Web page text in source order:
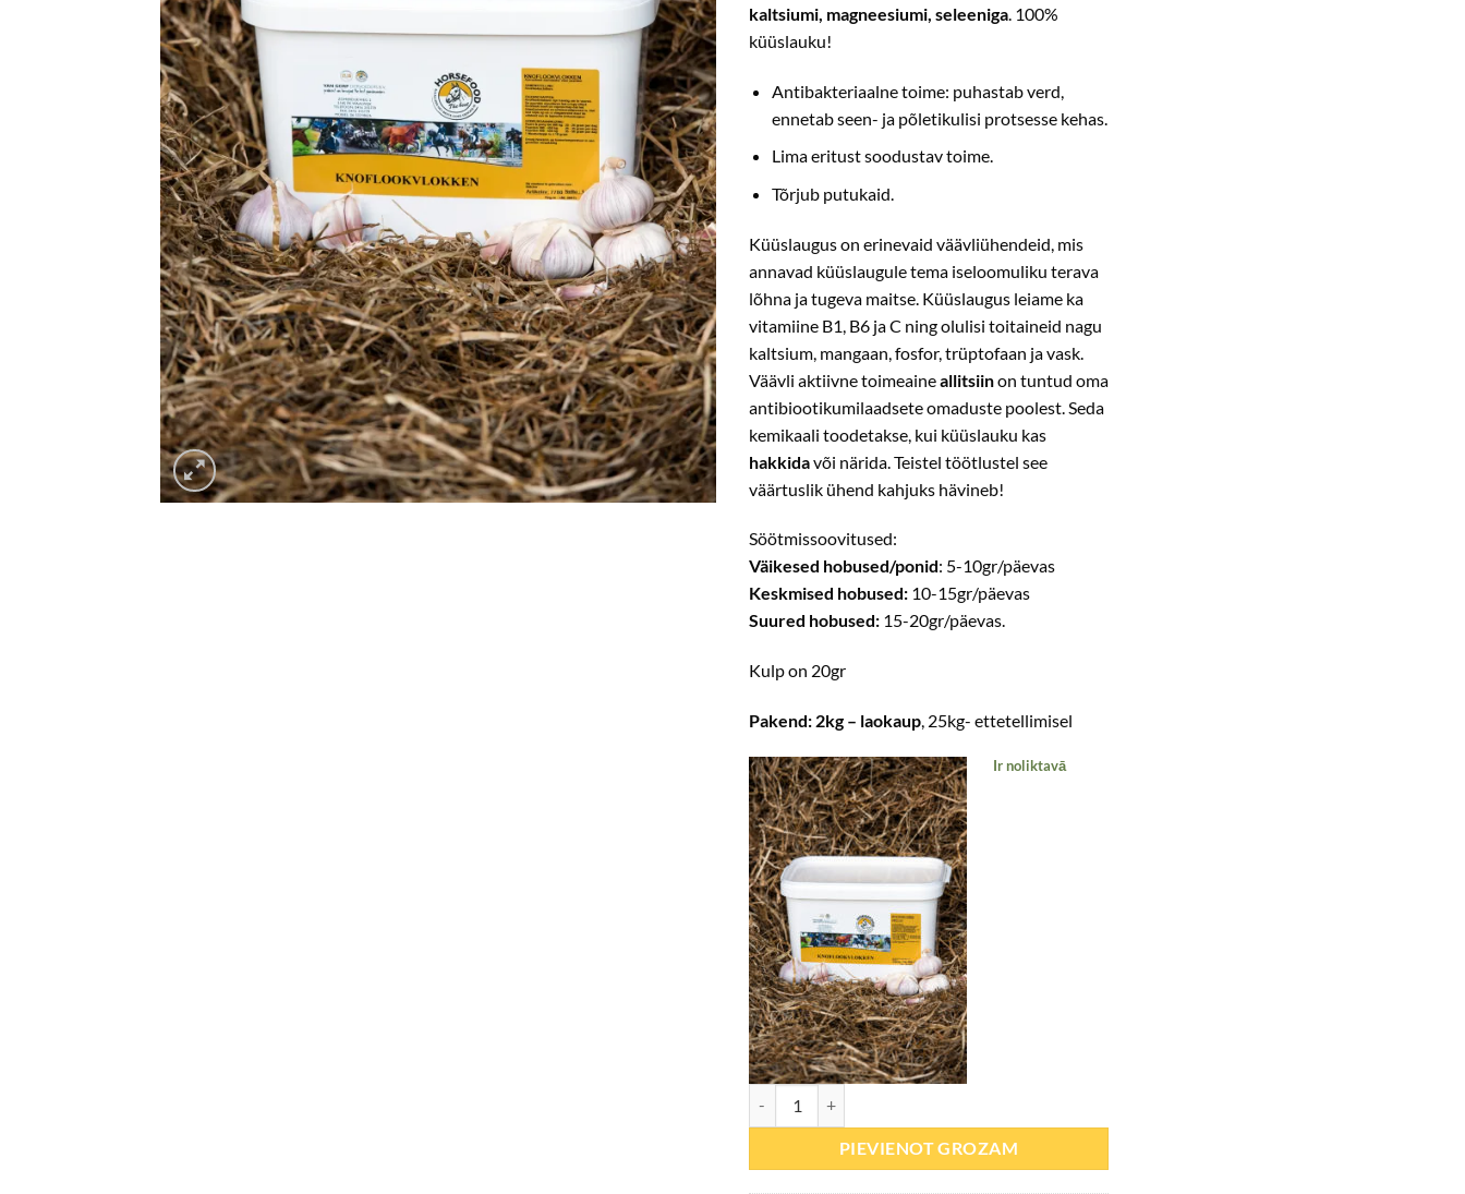
kaltsiumi, magneesiumi, seleeniga . 100%
küüslauku!
Antibakteriaalne toime: puhastab verd,
ennetab seen- ja põletikulisi protsesse kehas.
Lima eritust soodustav toime.
Tõrjub putukaid.
Küüslaugus on erinevaid väävliühendeid, mis
annavad küüslaugule tema iseloomuliku terava
lõhna ja tugeva maitse. Küüslaugus leiame ka
vitamiine B1, B6 ja C ning olulisi toitaineid nagu
kaltsium, mangaan, fosfor, trüptofaan ja vask.
Väävli aktiivne toimeaineallitsiinon tuntud oma
antibiootikumilaadsete omaduste poolest. Seda
kemikaali toodetakse, kui küüslauku kas
hakkidavõi närida. Teistel töötlustel see
väärtuslik ühend kahjuks hävineb!
Söötmissoovitused:
Väikesed hobused/ponid: 5-10gr/päevas
Keskmised hobused: 10-15gr/päevas
Suured hobused: 15-20gr/päevas.
Kulp on 20gr
Pakend: 2kg – laokaup, 25kg- ettetellimisel
Ir noliktavā
PIEVIENOT GROZAM